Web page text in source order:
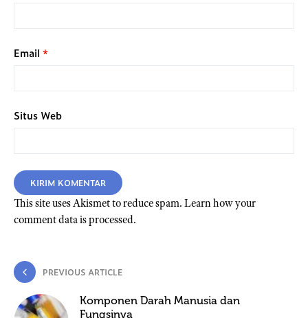
Email *
Situs Web
This site uses Akismet to reduce spam. Learn how your
comment data is processed.
PREVIOUS ARTICLE
Komponen Darah Manusia dan
Fungsinya